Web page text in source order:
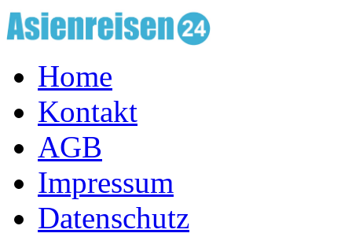
Home
Kontakt
AGB
Impressum
Datenschutz